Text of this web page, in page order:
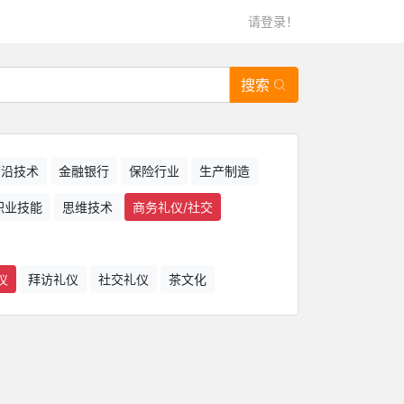
请登录！
搜索
技术 金融银行 保险行业 生产制造
业技能 思维技术 商务礼仪/社交
拜访礼仪 社交礼仪 茶文化